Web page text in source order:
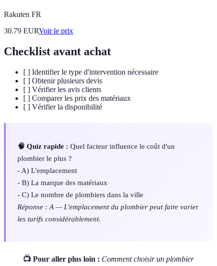
Rakuten FR
30.79 EURVoir le prix
Checklist avant achat
[ ] Identifier le type d'intervention nécessaire
[ ] Obtenir plusieurs devis
[ ] Vérifier les avis clients
[ ] Comparer les prix des matériaux
[ ] Vérifier la disponibilité
🧠 Quiz rapide : Quel facteur influence le coût d'un
plombier le plus ?
- A) L'emplacement
- B) La marque des matériaux
- C) Le nombre de plombiers dans la ville
Réponse : A — L'emplacement du plombier peut faire varier
les tarifs considérablement.
📺 Pour aller plus loin : Comment choisir un plombier